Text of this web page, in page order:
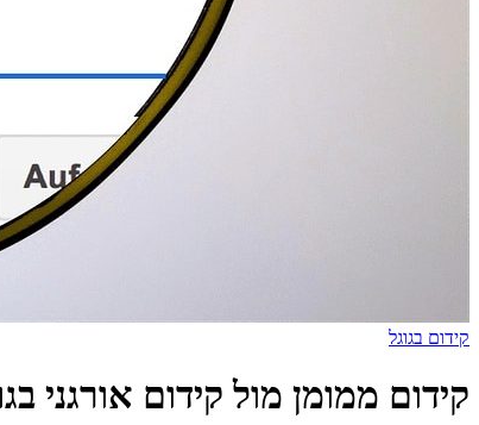
קידום בגוגל
קידום ממומן מול קידום אורגני